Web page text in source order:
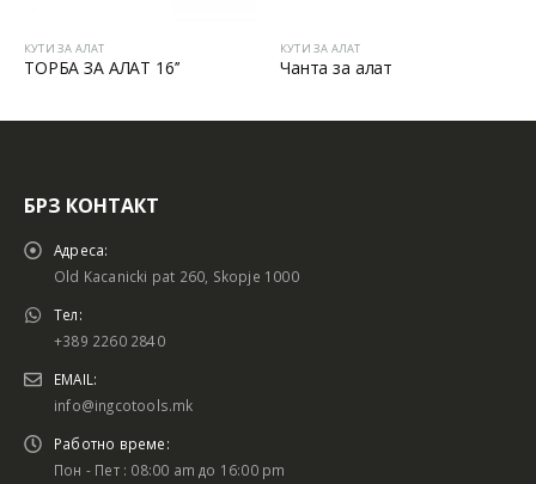
КУТИ ЗА АЛАТ
Чанта за алат
КУТИ ЗА АЛАТ
Торба за алат
БРЗ КОНТАКТ
Адреса:
Old Kacanicki pat 260, Skopje 1000
Тел:
+389 2260 2840
EMAIL:
info@ingcotools.mk
Работно време:
Пон - Пет : 08:00 am до 16:00 pm